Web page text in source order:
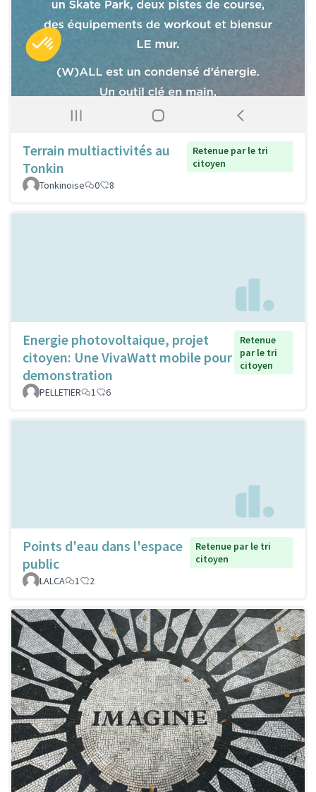
Terrain multiactivités au
Tonkin
Retenue par le tri
citoyen
Tonkinoise
0 8
Energie photovoltaique, projet
citoyen: Une VivaWatt mobile pour
demonstration
Retenue
par le tri
citoyen
PELLETIER 1 6
Points d'eau dans l'espace
public
Retenue par le tri
citoyen
LALCA
1 2